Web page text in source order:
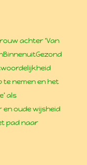
achter ‘Van
te nemen en het
als
oude wijsheid
pad naar